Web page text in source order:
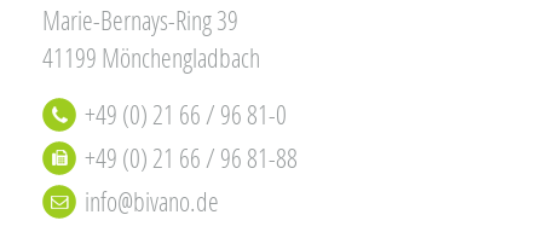
Marie-Bernays-Ring 39
41199 Mönchengladbach
+49 (0) 21 66 / 96 81-0
+49 (0) 21 66 / 96 81-88
info@bivano.de